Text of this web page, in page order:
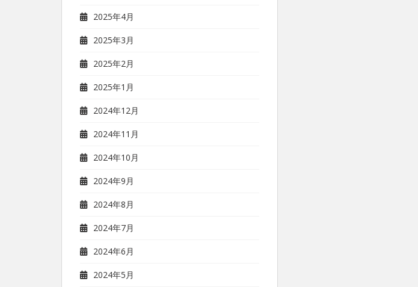
2025年4月
2025年3月
2025年2月
2025年1月
2024年12月
2024年11月
2024年10月
2024年9月
2024年8月
2024年7月
2024年6月
2024年5月